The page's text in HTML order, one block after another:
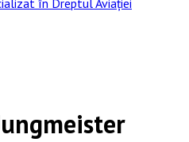
în Dreptul Aviației